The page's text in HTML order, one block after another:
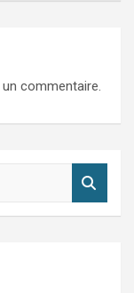
commentaire.